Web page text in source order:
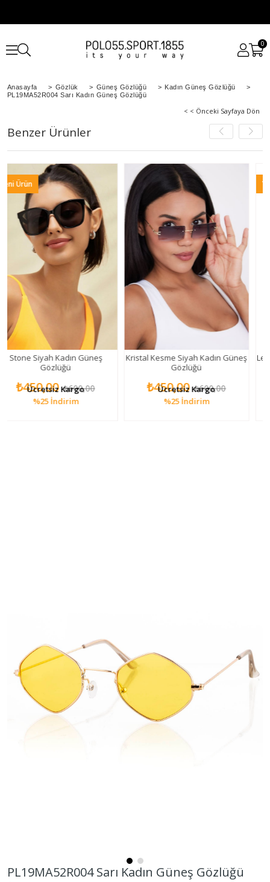
0
Anasayfa > Gözlük > Güneş Gözlüğü > Kadın Güneş Gözlüğü
>
PL19MA52R004 Sarı Kadın Güneş Gözlüğü
< < Önceki Sayfaya Dön
Benzer Ürünler
Siyah Kadın Güneş
Gözlüğü
₺600,00
İndirim
Ücretsiz Kargo
Kristal Kesme Siyah Kadın Güneş
Gözlüğü
₺450,00 ₺600,00
İndirim
Ücretsiz Kargo
Leopar
Yeni Ürün
PL19MA52R004 Sarı Kadın Güneş Gözlüğü